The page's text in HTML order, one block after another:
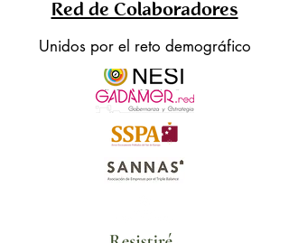
Red de Colaboradores
Unidos por el reto demográfico